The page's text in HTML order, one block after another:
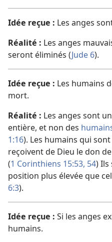
Idée reçue : Les anges
Réalité : Les anges
seront éliminés (Jude 6).
Idée reçue : Les humains
mort.
Réalité : Les anges sont
entière, et non des
1:16). Les humains qui sont
reçoivent de Dieu le don
(1 Corinthiens 15:53, 54) Ils
position plus élevée que
6:3).
Idée reçue : Si les anges
humains.